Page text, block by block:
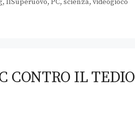
, IlSuperuovo, PC, scienza, videogioco
CONTRO IL TEDIO